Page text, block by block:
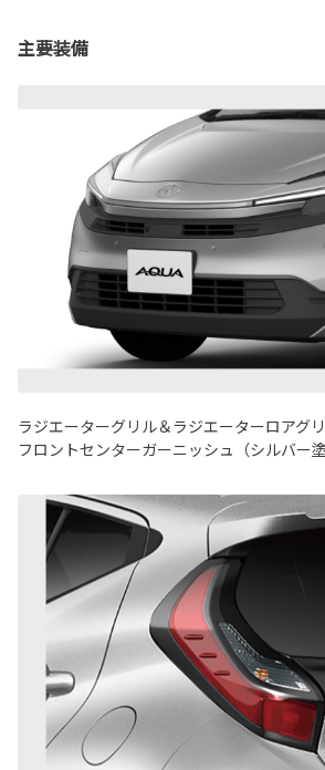
主要装備
ラジエーターグリル＆ラジエーターロアグリ
フロントセンターガーニッシュ（シルバー塗